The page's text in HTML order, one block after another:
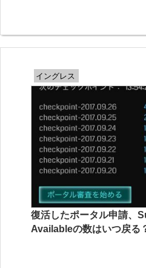
イングレス
復活したポータル申請、
Availableの数はいつ戻る